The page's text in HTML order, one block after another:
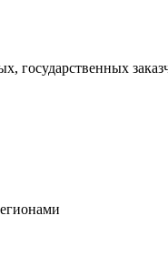
государственных